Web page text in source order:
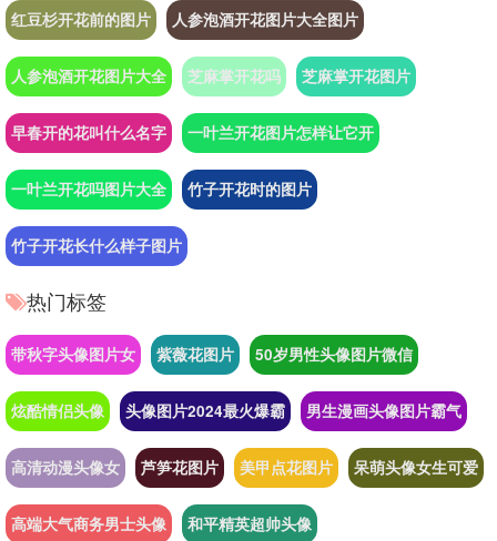
红豆杉开花前的图片 人参泡酒开花图片大全图片
人参泡酒开花图片大全 芝麻掌开花吗 芝麻掌开花图片
早春开的花叫什么名字 一叶兰开花图片怎样让它开
一叶兰开花吗图片大全 竹子开花时的图片
竹子开花长什么样子图片
热门标签
带秋字头像图片女 紫薇花图片 50岁男性头像图片微信
炫酷情侣头像 头像图片2024最火爆霸 男生漫画头像图片霸气
高清动漫头像女 芦笋花图片 美甲点花图片 呆萌头像女生可爱
高端大气商务男士头像 和平精英超帅头像